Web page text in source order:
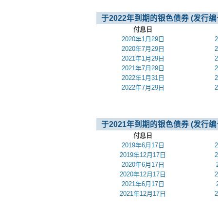
于2022年到期的银色债券 (发行
付息日
2020年1月29日
2020年7月29日
2021年1月29日
2021年7月29日
2022年1月31日
2022年7月29日
于2021年到期的银色债券 (发行
付息日
2019年6月17日
2019年12月17日
2020年6月17日
2020年12月17日
2021年6月17日
2021年12月17日